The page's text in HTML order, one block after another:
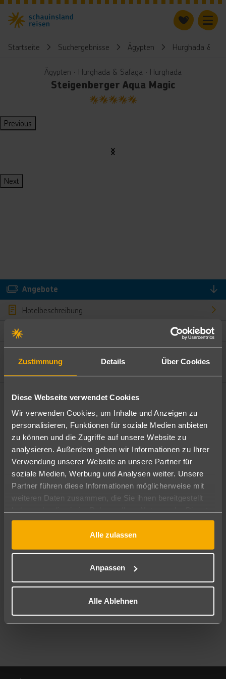
Zustimmung Details Über Cookies
Diese Webseite verwendet Cookies
Wir verwenden Cookies, um Inhalte und Anzeigen zu
personalisieren, Funktionen für soziale Medien anbieten
zu können und die Zugriffe auf unsere Website zu
analysieren. Außerdem geben wir Informationen zu Ihrer
Verwendung unserer Website an unsere Partner für
soziale Medien, Werbung und Analysen weiter. Unsere
Partner führen diese Informationen möglicherweise mit
weiteren Daten zusammen, die Sie ihnen bereitgestellt
gesammelt haben.
Alle zulassen
Anpassen
Alle Ablehnen
Startseite Suchergebnisse Ägypten Hurghada &
Ägypten ∙ Hurghada & Safaga ∙ Hurghada
Steigenberger Aqua Magic
5
Previous
Next
Angebote
Hotelbeschreibung
Bewertungen
Ändere die Kriterien nach deinen Wünschen
Pauschal Nur Hotel
Abflughafen
Alle Abflughäfen
08.08.26–06.08.27 7-21 Nächte
Mehr Filter anzeigen